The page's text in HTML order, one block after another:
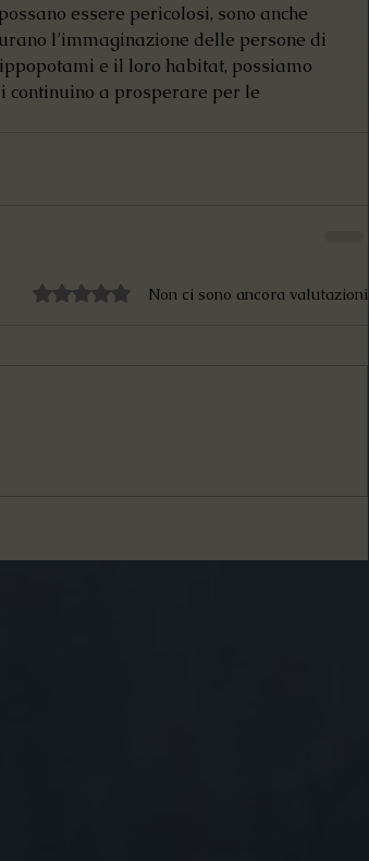
essere pericolosi, sono anche
l’immaginazione delle persone di
e il loro habitat, possiamo
a prosperare per le
Valutazione 0 stelle su 5.Non ci sono ancora valutazioni